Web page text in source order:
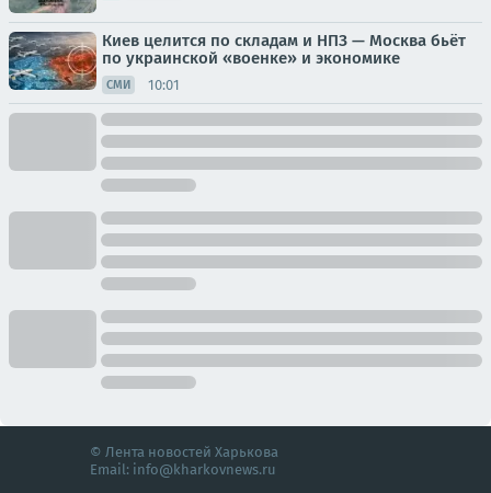
Киев целится по складам и НПЗ — Москва бьёт
по украинской «военке» и экономике
СМИ 10:01
© Лента новостей Харькова
Email: info@kharkovnews.ru